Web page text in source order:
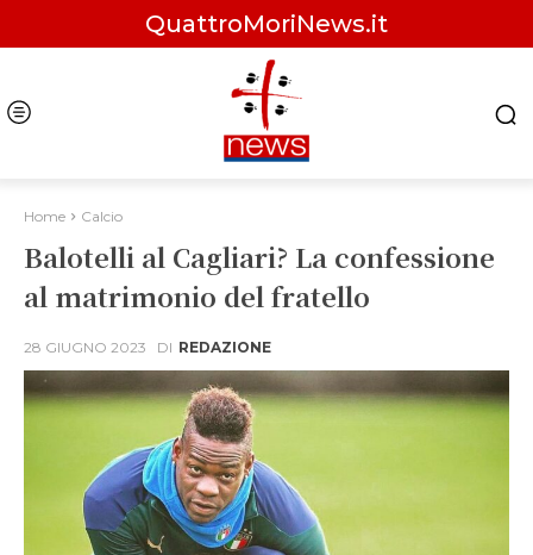
QuattroMoriNews.it
Home Calcio
Balotelli al Cagliari? La confessione
al matrimonio del fratello
28 GIUGNO 2023 DI REDAZIONE